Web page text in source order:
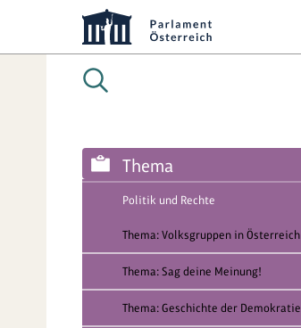
Thema
Politik und Rechte
Thema: Volksgruppen in Österreich
Thema: Sag deine Meinung!
Thema: Geschichte der Demokratie